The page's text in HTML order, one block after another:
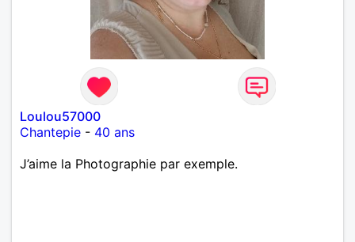
Loulou57000
Chantepie - 40 ans
J’aime la Photographie par exemple.